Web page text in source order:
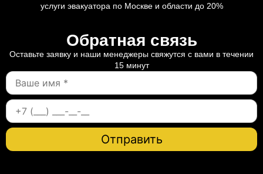
услуги эвакуатора по Москве и области до 20%
Обратная связь
Оставьте заявку и наши менеджеры свяжутся с вами в течении
15 минут